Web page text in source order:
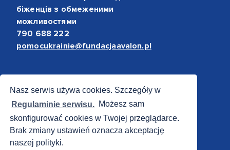
Nasz serwis używa cookies. Szczegóły w
Regulaminie serwisu. Możesz sam
skonfigurować cookies w Twojej przeglądarce.
Brak zmiany ustawień oznacza akceptację
naszej polityki.
біженців з обмеженими
можливостями
790 688 222
pomocukrainie@fundacjaavalon.pl
Bezpieczne płatności